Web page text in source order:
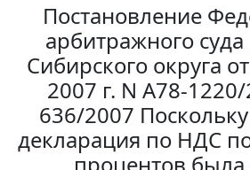
Постановление
арбитражного
Сибирского округа
2007 г. N А78-
636/2007
декларация по НДС